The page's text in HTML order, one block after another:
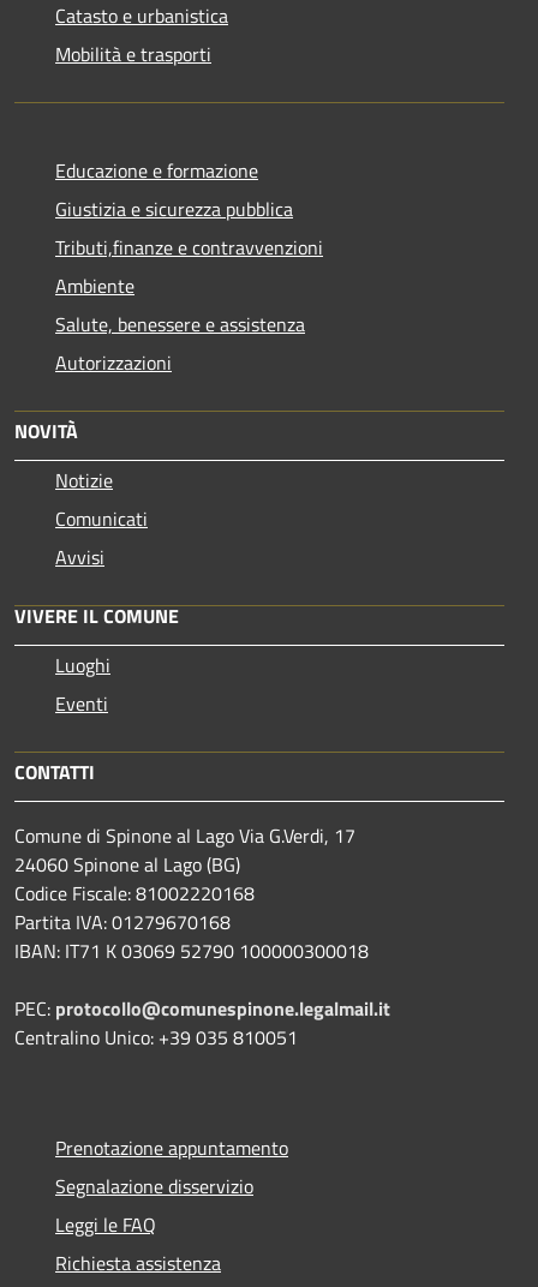
Catasto e urbanistica
Mobilità e trasporti
Educazione e formazione
Giustizia e sicurezza pubblica
Tributi,finanze e contravvenzioni
Ambiente
Salute, benessere e assistenza
Autorizzazioni
NOVITÀ
Notizie
Comunicati
Avvisi
VIVERE IL COMUNE
Luoghi
Eventi
CONTATTI
Comune di Spinone al Lago Via G.Verdi, 17
24060 Spinone al Lago (BG)
Codice Fiscale: 81002220168
Partita IVA: 01279670168
IBAN: IT71 K 03069 52790 100000300018
PEC: protocollo@comunespinone.legalmail.it
Centralino Unico: +39 035 810051
Prenotazione appuntamento
Segnalazione disservizio
Leggi le FAQ
Richiesta assistenza